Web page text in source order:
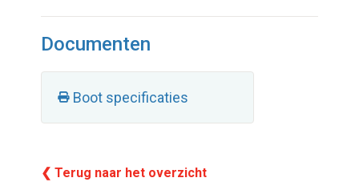
Documenten
Boot specificaties
❮ Terug naar het overzicht